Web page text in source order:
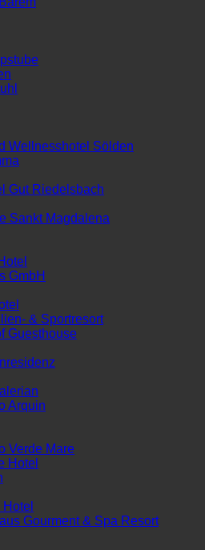
Wellnesshotel Sölden
Gut Riedelsbach
Sankt Magdalena
GmbH
& Sportresort
Arquin
Verde Mare
Hotel
Hotel
Gourment & Spa Resort